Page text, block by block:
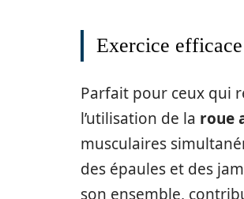
Exercice
Parfait pour ceux qui
l’utilisation de la roue
musculaires
des épaules et des
son ensemble,